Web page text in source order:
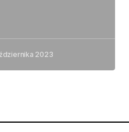
2023